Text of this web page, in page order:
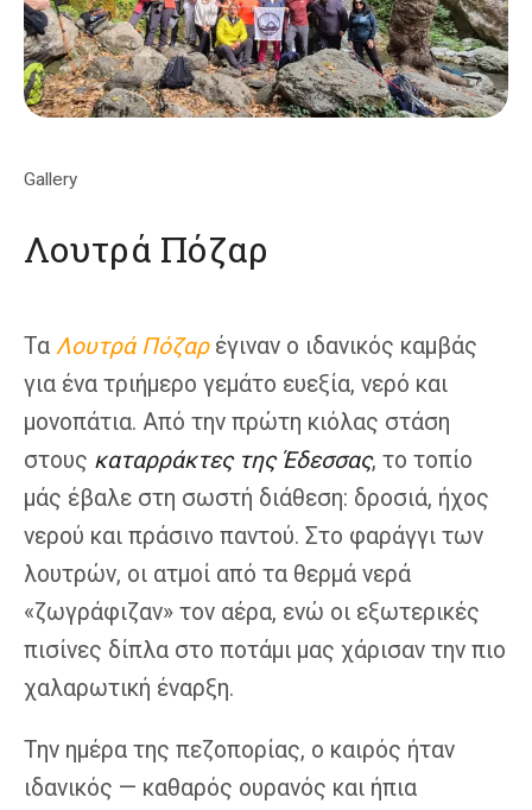
Gallery
Λουτρά Πόζαρ
Τα Λουτρά Πόζαρέγιναν ο ιδανικός καμβάς
για ένα τριήμερο γεμάτο ευεξία, νερό και
μονοπάτια. Από την πρώτη κιόλας στάση
στους καταρράκτες της Έδεσσας, το τοπίο
μάς έβαλε στη σωστή διάθεση: δροσιά, ήχος
νερού και πράσινο παντού. Στο φαράγγι των
λουτρών, οι ατμοί από τα θερμά νερά
«ζωγράφιζαν» τον αέρα, ενώ οι εξωτερικές
πισίνες δίπλα στο ποτάμι μας χάρισαν την πιο
χαλαρωτική έναρξη.
Την ημέρα της πεζοπορίας, ο καιρός ήταν
ιδανικός — καθαρός ουρανός και ήπια